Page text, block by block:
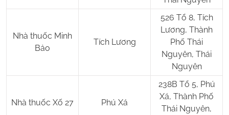
Nhà thuốc Minh
Bảo
Tích Lương
526 Tổ 8, Tích
Lương, Thành
Phố Thái
Nguyên, Thái
Nguyên
Nhà thuốc Xố 27 Phú Xá
238B Tổ 5, Phú
Xá, Thành Phố
Thái Nguyên,